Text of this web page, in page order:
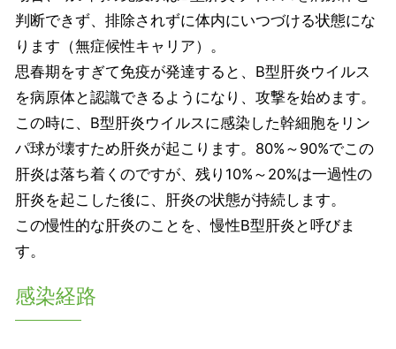
判断できず、排除されずに体内にいつづける状態にな
ります（無症候性キャリア）。
思春期をすぎて免疫が発達すると、B型肝炎ウイルス
を病原体と認識できるようになり、攻撃を始めます。
この時に、B型肝炎ウイルスに感染した幹細胞をリン
パ球が壊すため肝炎が起こります。80%～90%でこの
肝炎は落ち着くのですが、残り10%～20%は一過性の
肝炎を起こした後に、肝炎の状態が持続します。
この慢性的な肝炎のことを、慢性B型肝炎と呼びま
す。
感染経路